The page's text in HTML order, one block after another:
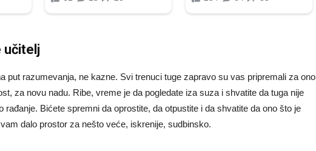
učitelj
put razumevanja, ne kazne. Svi trenuci tuge zapravo su vas pripremali za ono
za novu nadu. Ribe, vreme je da pogledate iza suza i shvatite da tuga nije
rađanje. Bićete spremni da oprostite, da otpustite i da shvatite da ono što je
dalo prostor za nešto veće, iskrenije, sudbinsko.